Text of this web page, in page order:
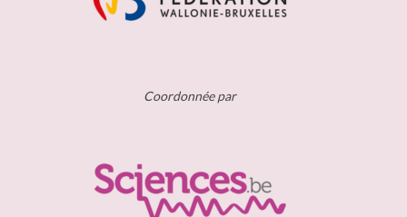
Coordonnée par